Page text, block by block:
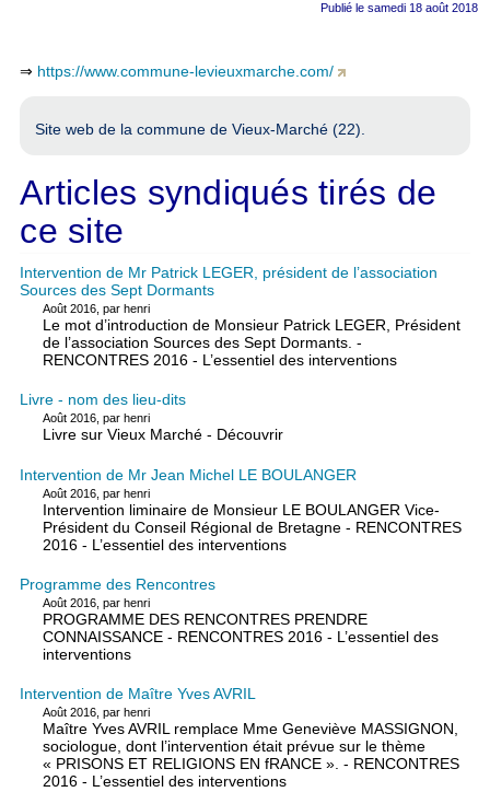
Publié le samedi 18 août 2018
⇒ https://www.commune-levieuxmarche.com/
Site web de la commune de Vieux-Marché (22).
Articles syndiqués tirés de
ce site
Intervention de Mr Patrick LEGER, président de l’association
Sources des Sept Dormants
Août 2016, par henri
Le mot d’introduction de Monsieur Patrick LEGER, Président
de l’association Sources des Sept Dormants. -
RENCONTRES 2016 - L’essentiel des interventions
Livre - nom des lieu-dits
Août 2016, par henri
Livre sur Vieux Marché - Découvrir
Intervention de Mr Jean Michel LE BOULANGER
Août 2016, par henri
Intervention liminaire de Monsieur LE BOULANGER Vice-
Président du Conseil Régional de Bretagne - RENCONTRES
2016 - L’essentiel des interventions
Programme des Rencontres
Août 2016, par henri
PROGRAMME DES RENCONTRES PRENDRE
CONNAISSANCE - RENCONTRES 2016 - L’essentiel des
interventions
Intervention de Maître Yves AVRIL
Août 2016, par henri
Maître Yves AVRIL remplace Mme Geneviève MASSIGNON,
sociologue, dont l’intervention était prévue sur le thème
« PRISONS ET RELIGIONS EN fRANCE ». - RENCONTRES
2016 - L’essentiel des interventions